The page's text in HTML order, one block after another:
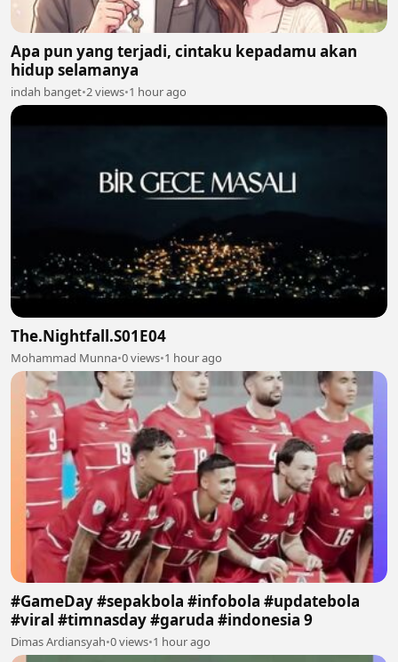
Apa pun yang terjadi, cintaku kepadamu akan
hidup selamanya
indah banget•2 views•1 hour ago
The.Nightfall.S01E04
Mohammad Munna•0 views•1 hour ago
#GameDay #sepakbola #infobola #updatebola
#viral #timnasday #garuda #indonesia 9
Dimas Ardiansyah•0 views•1 hour ago